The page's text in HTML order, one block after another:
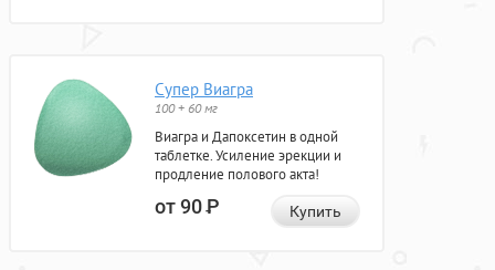
Супер Виагра
100 + 60 мг
Виагра и Дапоксетин в одной
таблетке. Усиление эрекции и
продление полового акта!
от 90Р Купить